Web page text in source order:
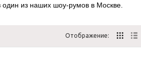
один из наших шоу-румов в Москве.
Отображение: